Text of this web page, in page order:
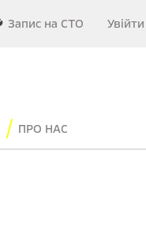
Запис на СТО Увійти
ПРО НАС